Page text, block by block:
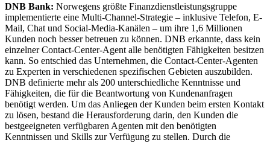
DNB Bank: Norwegens größte Finanzdienstleistungsgruppe
implementierte eine Multi-Channel-Strategie – inklusive Telefon, E-
Mail, Chat und Social-Media-Kanälen – um ihre 1,6 Millionen
Kunden noch besser betreuen zu können. DNB erkannte, dass kein
einzelner Contact-Center-Agent alle benötigten Fähigkeiten besitzen
kann. So entschied das Unternehmen, die Contact-Center-Agenten
zu Experten in verschiedenen spezifischen Gebieten auszubilden.
DNB definierte mehr als 200 unterschiedliche Kenntnisse und
Fähigkeiten, die für die Beantwortung von Kundenanfragen
benötigt werden. Um das Anliegen der Kunden beim ersten Kontakt
zu lösen, bestand die Herausforderung darin, den Kunden die
bestgeeigneten verfügbaren Agenten mit den benötigten
Kenntnissen und Skills zur Verfügung zu stellen. Durch die